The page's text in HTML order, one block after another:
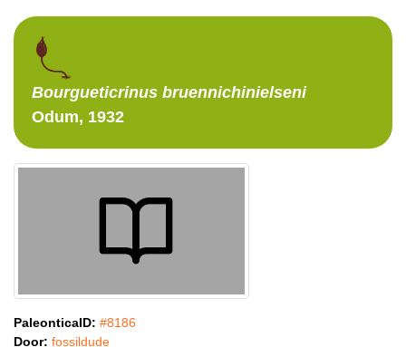
Bourgueticrinus bruennichinielseni
Odum, 1932
PaleonticaID: #8186
Door: fossildude